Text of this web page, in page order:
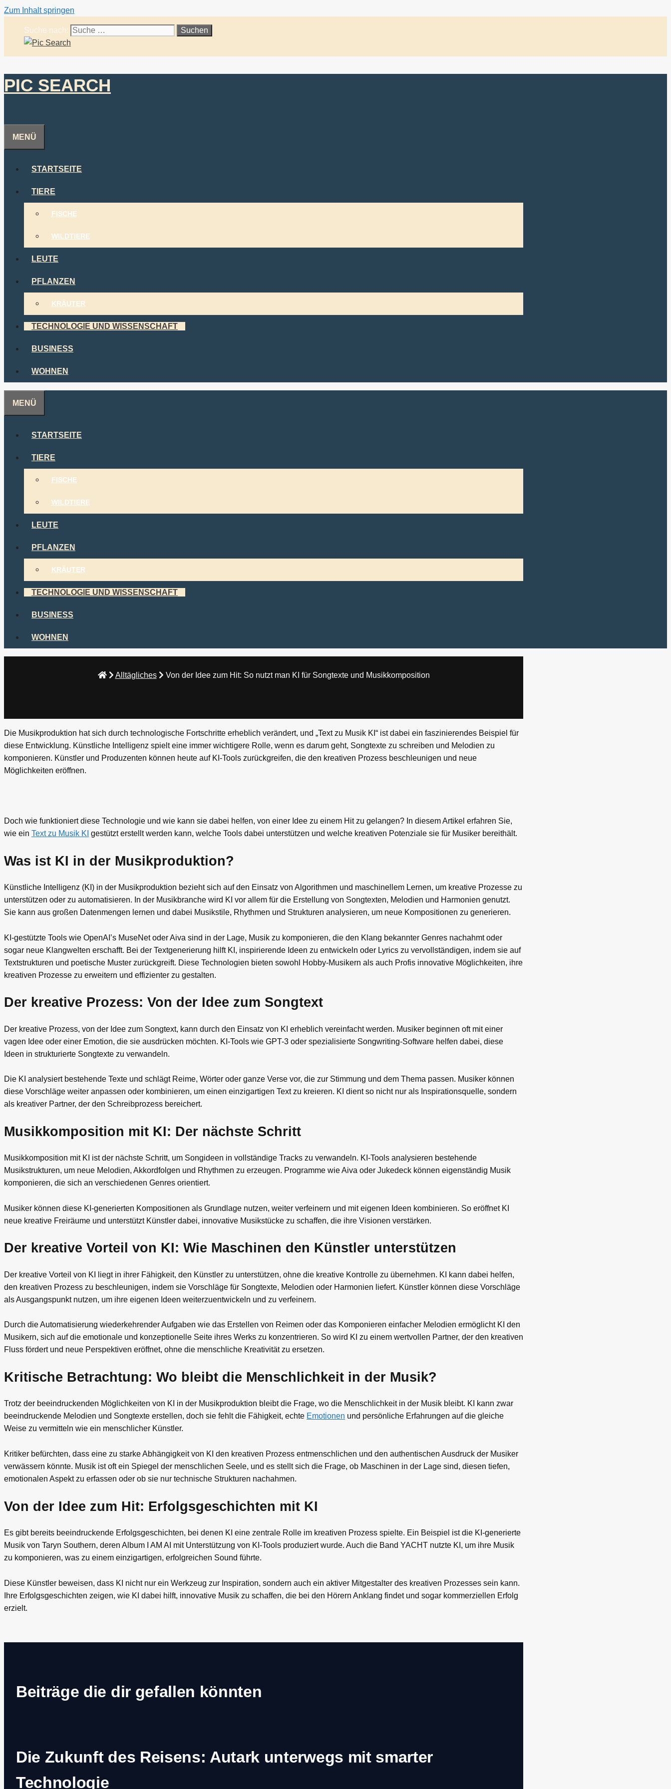
Zum Inhalt springen
Suche nach:
PIC SEARCH
MENÜ
STARTSEITE
TIERE
FISCHE
WILDTIERE
LEUTE
PFLANZEN
KRÄUTER
TECHNOLOGIE UND WISSENSCHAFT
BUSINESS
WOHNEN
MENÜ
STARTSEITE
TIERE
FISCHE
WILDTIERE
LEUTE
PFLANZEN
KRÄUTER
TECHNOLOGIE UND WISSENSCHAFT
BUSINESS
WOHNEN
Alltägliches Von der Idee zum Hit: So nutzt man KI für Songtexte und Musikkomposition
Die Musikproduktion hat sich durch technologische Fortschritte erheblich verändert, und „Text zu Musik KI“ ist dabei ein faszinierendes Beispiel für
diese Entwicklung. Künstliche Intelligenz spielt eine immer wichtigere Rolle, wenn es darum geht, Songtexte zu schreiben und Melodien zu
komponieren. Künstler und Produzenten können heute auf KI-Tools zurückgreifen, die den kreativen Prozess beschleunigen und neue
Möglichkeiten eröffnen.
Doch wie funktioniert diese Technologie und wie kann sie dabei helfen, von einer Idee zu einem Hit zu gelangen? In diesem Artikel erfahren Sie,
wie ein Text zu Musik KI gestützt erstellt werden kann, welche Tools dabei unterstützen und welche kreativen Potenziale sie für Musiker bereithält.
Was ist KI in der Musikproduktion?
Künstliche Intelligenz (KI) in der Musikproduktion bezieht sich auf den Einsatz von Algorithmen und maschinellem Lernen, um kreative Prozesse zu
unterstützen oder zu automatisieren. In der Musikbranche wird KI vor allem für die Erstellung von Songtexten, Melodien und Harmonien genutzt.
Sie kann aus großen Datenmengen lernen und dabei Musikstile, Rhythmen und Strukturen analysieren, um neue Kompositionen zu generieren.
KI-gestützte Tools wie OpenAI’s MuseNet oder Aiva sind in der Lage, Musik zu komponieren, die den Klang bekannter Genres nachahmt oder
sogar neue Klangwelten erschafft. Bei der Textgenerierung hilft KI, inspirierende Ideen zu entwickeln oder Lyrics zu vervollständigen, indem sie auf
Textstrukturen und poetische Muster zurückgreift. Diese Technologien bieten sowohl Hobby-Musikern als auch Profis innovative Möglichkeiten, ihre
kreativen Prozesse zu erweitern und effizienter zu gestalten.
Der kreative Prozess: Von der Idee zum Songtext
Der kreative Prozess, von der Idee zum Songtext, kann durch den Einsatz von KI erheblich vereinfacht werden. Musiker beginnen oft mit einer
vagen Idee oder einer Emotion, die sie ausdrücken möchten. KI-Tools wie GPT-3 oder spezialisierte Songwriting-Software helfen dabei, diese
Ideen in strukturierte Songtexte zu verwandeln.
Die KI analysiert bestehende Texte und schlägt Reime, Wörter oder ganze Verse vor, die zur Stimmung und dem Thema passen. Musiker können
diese Vorschläge weiter anpassen oder kombinieren, um einen einzigartigen Text zu kreieren. KI dient so nicht nur als Inspirationsquelle, sondern
als kreativer Partner, der den Schreibprozess bereichert.
Musikkomposition mit KI: Der nächste Schritt
Musikkomposition mit KI ist der nächste Schritt, um Songideen in vollständige Tracks zu verwandeln. KI-Tools analysieren bestehende
Musikstrukturen, um neue Melodien, Akkordfolgen und Rhythmen zu erzeugen. Programme wie Aiva oder Jukedeck können eigenständig Musik
komponieren, die sich an verschiedenen Genres orientiert.
Musiker können diese KI-generierten Kompositionen als Grundlage nutzen, weiter verfeinern und mit eigenen Ideen kombinieren. So eröffnet KI
neue kreative Freiräume und unterstützt Künstler dabei, innovative Musikstücke zu schaffen, die ihre Visionen verstärken.
Der kreative Vorteil von KI: Wie Maschinen den Künstler unterstützen
Der kreative Vorteil von KI liegt in ihrer Fähigkeit, den Künstler zu unterstützen, ohne die kreative Kontrolle zu übernehmen. KI kann dabei helfen,
den kreativen Prozess zu beschleunigen, indem sie Vorschläge für Songtexte, Melodien oder Harmonien liefert. Künstler können diese Vorschläge
als Ausgangspunkt nutzen, um ihre eigenen Ideen weiterzuentwickeln und zu verfeinern.
Durch die Automatisierung wiederkehrender Aufgaben wie das Erstellen von Reimen oder das Komponieren einfacher Melodien ermöglicht KI den
Musikern, sich auf die emotionale und konzeptionelle Seite ihres Werks zu konzentrieren. So wird KI zu einem wertvollen Partner, der den kreativen
Fluss fördert und neue Perspektiven eröffnet, ohne die menschliche Kreativität zu ersetzen.
Kritische Betrachtung: Wo bleibt die Menschlichkeit in der Musik?
Trotz der beeindruckenden Möglichkeiten von KI in der Musikproduktion bleibt die Frage, wo die Menschlichkeit in der Musik bleibt. KI kann zwar
beeindruckende Melodien und Songtexte erstellen, doch sie fehlt die Fähigkeit, echte Emotionen und persönliche Erfahrungen auf die gleiche
Weise zu vermitteln wie ein menschlicher Künstler.
Kritiker befürchten, dass eine zu starke Abhängigkeit von KI den kreativen Prozess entmenschlichen und den authentischen Ausdruck der Musiker
verwässern könnte. Musik ist oft ein Spiegel der menschlichen Seele, und es stellt sich die Frage, ob Maschinen in der Lage sind, diesen tiefen,
emotionalen Aspekt zu erfassen oder ob sie nur technische Strukturen nachahmen.
Von der Idee zum Hit: Erfolgsgeschichten mit KI
Es gibt bereits beeindruckende Erfolgsgeschichten, bei denen KI eine zentrale Rolle im kreativen Prozess spielte. Ein Beispiel ist die KI-generierte
Musik von Taryn Southern, deren Album I AM AI mit Unterstützung von KI-Tools produziert wurde. Auch die Band YACHT nutzte KI, um ihre Musik
zu komponieren, was zu einem einzigartigen, erfolgreichen Sound führte.
Diese Künstler beweisen, dass KI nicht nur ein Werkzeug zur Inspiration, sondern auch ein aktiver Mitgestalter des kreativen Prozesses sein kann.
Ihre Erfolgsgeschichten zeigen, wie KI dabei hilft, innovative Musik zu schaffen, die bei den Hörern Anklang findet und sogar kommerziellen Erfolg
erzielt.
Beiträge die dir gefallen könnten
Die Zukunft des Reisens: Autark unterwegs mit smarter
Technologie